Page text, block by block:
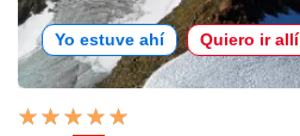
Yo estuve ahí Quiero ir allí